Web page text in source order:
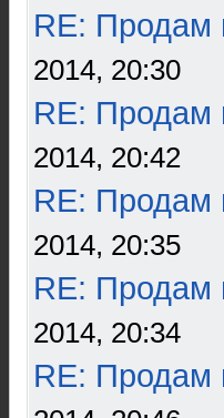
RE: Продам
2014, 20:30
RE: Продам
2014, 20:42
RE: Продам
2014, 20:35
RE: Продам
2014, 20:34
RE: Продам